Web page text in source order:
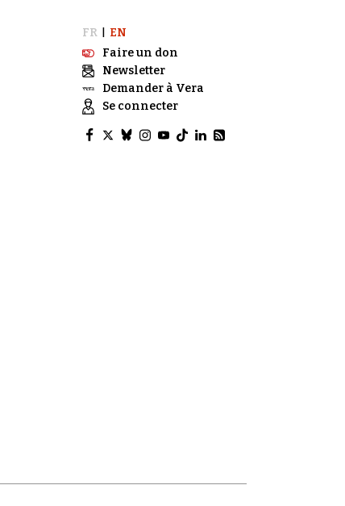
FR
EN
Faire un don
Newsletter
Demander à Vera
Se connecter